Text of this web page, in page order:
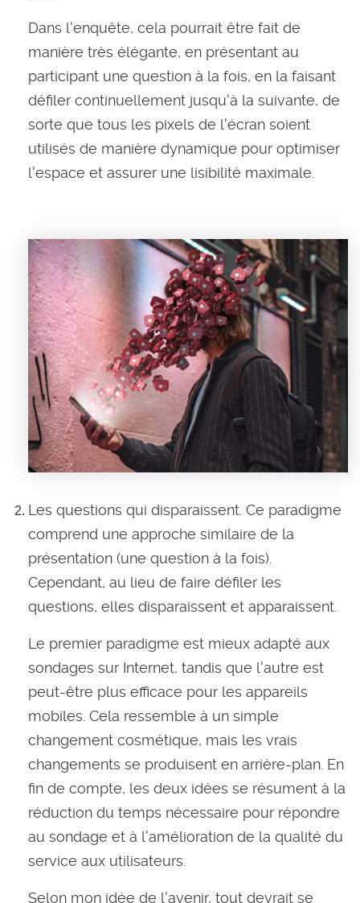
Dans l'enquête, cela pourrait être fait de
manière très élégante, en présentant au
participant une question à la fois, en la faisant
défiler continuellement jusqu'à la suivante, de
sorte que tous les pixels de l'écran soient
utilisés de manière dynamique pour optimiser
l'espace et assurer une lisibilité maximale.
Les questions qui disparaissent. Ce paradigme
comprend une approche similaire de la
présentation (une question à la fois).
Cependant, au lieu de faire défiler les
questions, elles disparaissent et apparaissent.
Le premier paradigme est mieux adapté aux
sondages sur Internet, tandis que l'autre est
peut-être plus efficace pour les appareils
mobiles. Cela ressemble à un simple
changement cosmétique, mais les vrais
changements se produisent en arrière-plan. En
fin de compte, les deux idées se résument à la
réduction du temps nécessaire pour répondre
au sondage et à l'amélioration de la qualité du
service aux utilisateurs.
Selon mon idée de l'avenir, tout devrait se